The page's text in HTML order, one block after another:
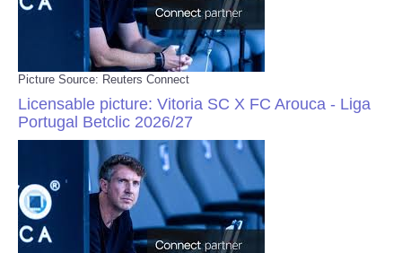
Picture Source: Reuters Connect
Licensable picture: Vitoria SC X FC Arouca - Liga
Portugal Betclic 2026/27